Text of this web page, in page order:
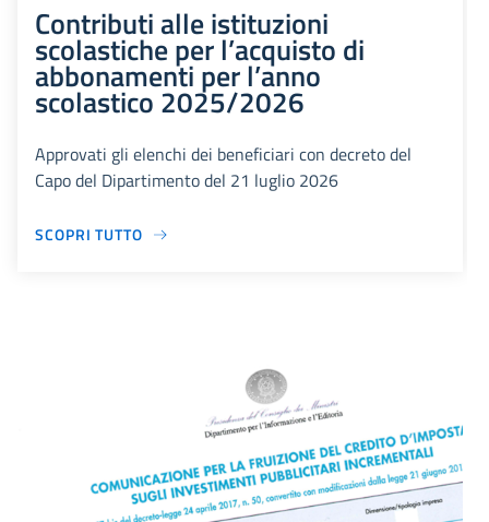
Contributi alle istituzioni
scolastiche per l’acquisto di
abbonamenti per l’anno
scolastico 2025/2026
Approvati gli elenchi dei beneficiari con decreto del
Capo del Dipartimento del 21 luglio 2026
SCOPRI TUTTO